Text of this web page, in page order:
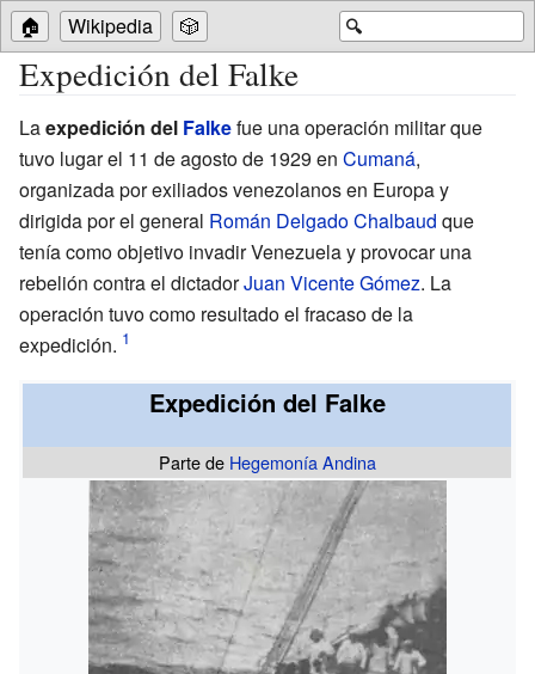
🔍
🏠 Wikipedia 🎲
Expedición del Falke
Laexpedición del Falkefue una operación militar que
tuvo lugar el 11 de agosto de 1929 en Cumaná,
organizada por exiliados venezolanos en Europa y
dirigida por el general Román Delgado Chalbaud que
tenía como objetivo invadir Venezuela y provocar una
rebelión contra el dictadorJuan Vicente Gómez. La
operación tuvo como resultado el fracaso de la
expedición.
Expedición del Falke
Parte de Hegemonía Andina